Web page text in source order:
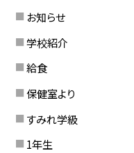
お知らせ
学校紹介
給食
保健室より
すみれ学級
1年生